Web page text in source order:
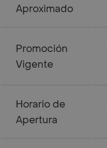
Aproximado
Promoción
Vigente
Horario de
Apertura